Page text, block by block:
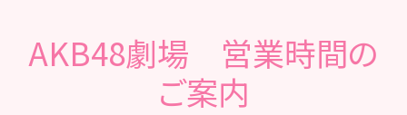
AKB48劇場 営業時間の
ご案内